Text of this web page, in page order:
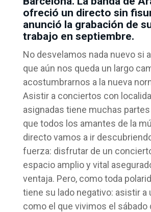
ofreció un directo sin
anunció la grabación de
trabajo en septiembre.
No desvelamos nada nuevo si
que aún nos queda un largo
acostumbrarnos a la nueva
Asistir a conciertos con
asignadas tiene muchas
que todos los amantes de la
directo vamos a ir
fuerza: disfrutar de un
espacio amplio y vital
ventaja. Pero, como toda
tiene su lado negativo: asistir a
como el que vivimos el sábado